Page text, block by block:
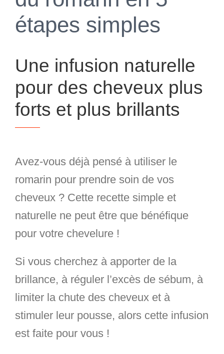
étapes simples
Une infusion naturelle
pour des cheveux plus
forts et plus brillants
Avez-vous déjà pensé à utiliser le
romarin pour prendre soin de vos
cheveux ? Cette recette simple et
naturelle ne peut être que bénéfique
pour votre chevelure !
Si vous cherchez à apporter de la
brillance, à réguler l’excès de sébum, à
limiter la chute des cheveux et à
stimuler leur pousse, alors cette infusion
est faite pour vous !